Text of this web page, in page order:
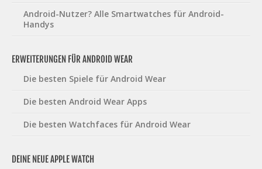
Android-Nutzer? Alle Smartwatches für Android-
Handys
ERWEITERUNGEN FÜR ANDROID WEAR
Die besten Spiele für Android Wear
Die besten Android Wear Apps
Die besten Watchfaces für Android Wear
DEINE NEUE APPLE WATCH